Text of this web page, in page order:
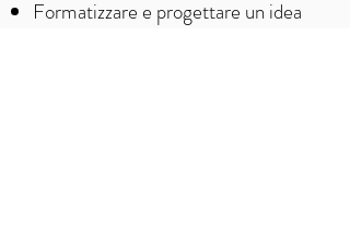
Formatizzare e progettare un idea